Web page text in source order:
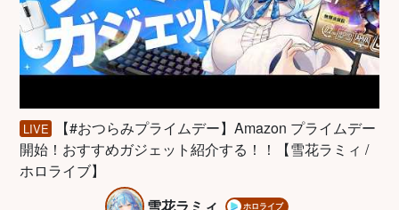
LIVE
【#おつらみプライムデー】Amazon プライムデー
開始！おすすめガジェット紹介する！！【雪花ラミィ /
ホロライブ】
雪花ラミィ
ホロライブ